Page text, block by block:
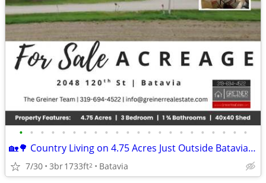
• • • • • • • • • • • • • • • • • • • • • •
🏡🌳 Country Living on 4.75 Acres Just Outside Batavia! 🌳🏡
7/30 3br1733ft2 Batavia